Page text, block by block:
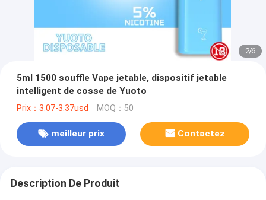
2/6
5ml 1500 souffle Vape jetable, dispositif jetable
intelligent de cosse de Yuoto
Prix：3.07-3.37usd MOQ：50
meilleur prix Contactez
Description De Produit